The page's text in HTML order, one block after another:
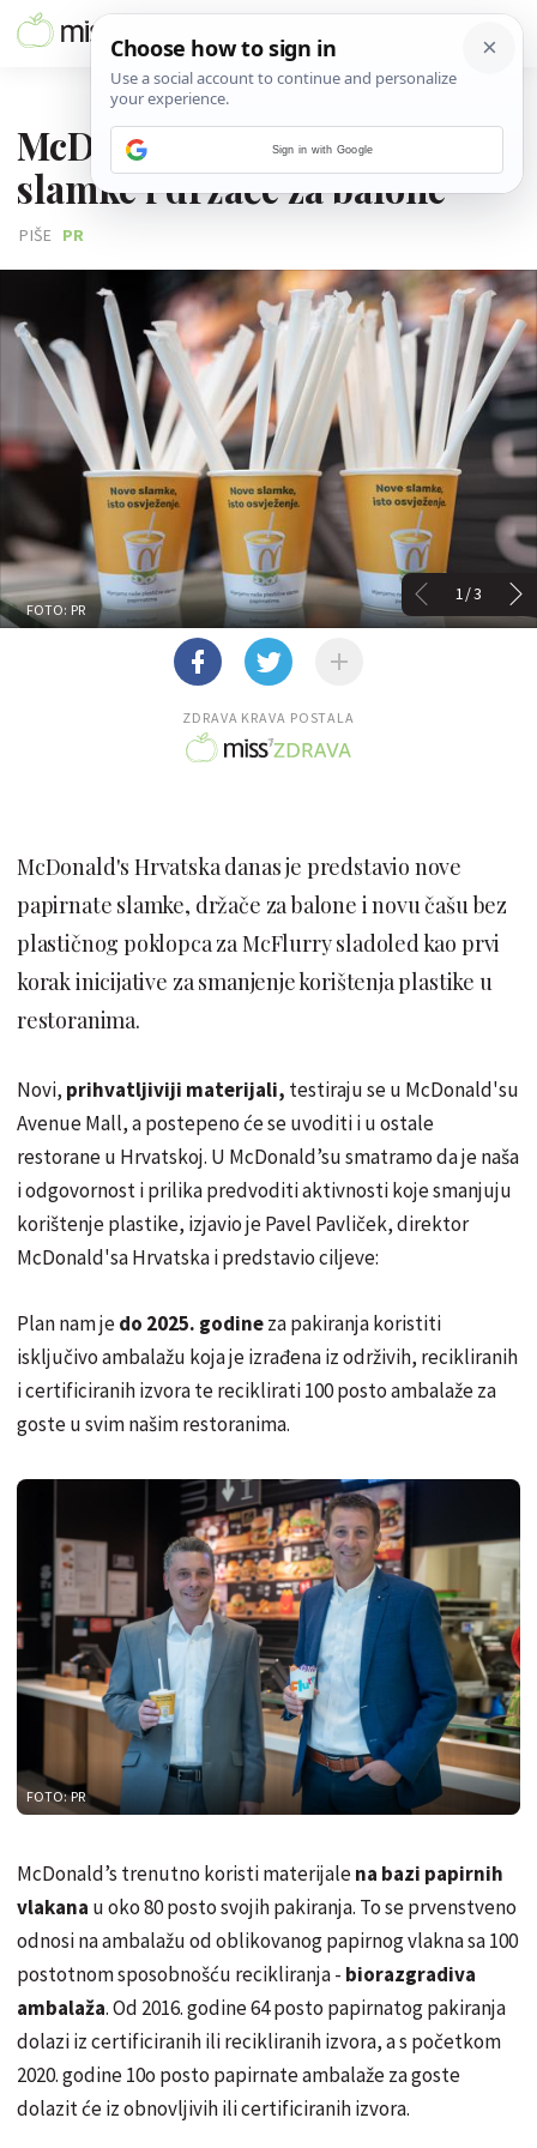
McDonald's uvodi papirnate
slamke i držače za balone
PIŠE PR
1/3
FOTO: PR
ZDRAVA KRAVA POSTALA
McDonald's Hrvatska danas je predstavio nove
papirnate slamke, držače za balone i novu čašu bez
plastičnog poklopca za McFlurry sladoled kao prvi
korak inicijative za smanjenje korištenja plastike u
restoranima.
Novi, prihvatljiviji materijali, testiraju se u McDonald'su
Avenue Mall, a postepeno će se uvoditi i u ostale
restorane u Hrvatskoj. U McDonald’su smatramo da je naša
i odgovornost i prilika predvoditi aktivnosti koje smanjuju
korištenje plastike, izjavio je Pavel Pavliček, direktor
McDonald'sa Hrvatska i predstavio ciljeve:
Plan nam jedo 2025. godineza pakiranja koristiti
isključivo ambalažu koja je izrađena iz održivih, recikliranih
i certificiranih izvora te reciklirati 100 posto ambalaže za
goste u svim našim restoranima.
FOTO: PR
McDonald’s trenutno koristi materijalena bazi papirnih
vlakana u oko 80 posto svojih pakiranja. To se prvenstveno
odnosi na ambalažu od oblikovanog papirnog vlakna sa 100
postotnom sposobnošću recikliranja - biorazgradiva
ambalaža. Od 2016. godine 64 posto papirnatog pakiranja
dolazi iz certificiranih ili recikliranih izvora, a s početkom
2020. godine 10o posto papirnate ambalaže za goste
dolazit će iz obnovljivih ili certificiranih izvora.
Sign in with Google